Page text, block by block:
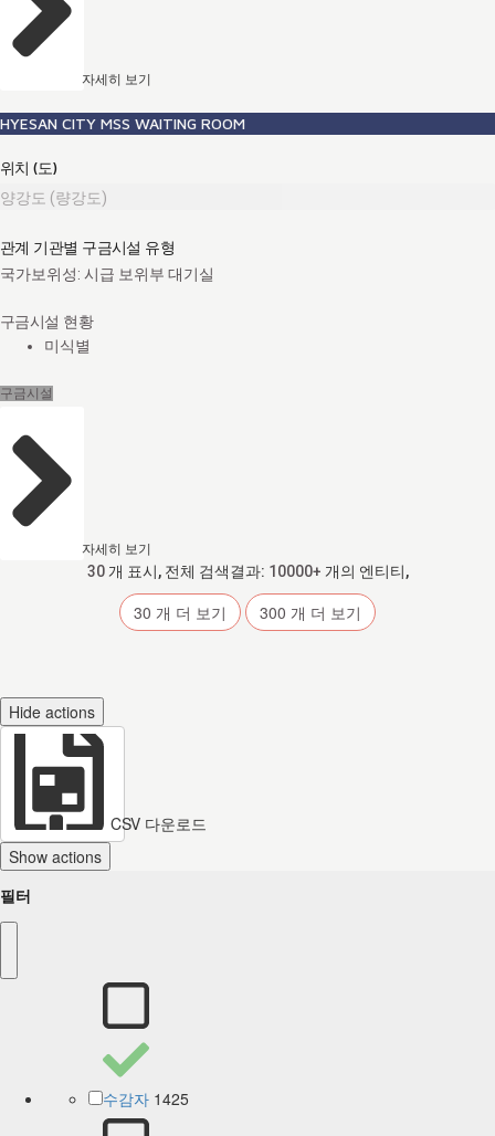
자세히 보기
HYESAN CITY MSS WAITING ROOM
위치 (도)
양강도 (량강도)
관계 기관별 구금시설 유형
국가보위성: 시급 보위부 대기실
구금시설 현황
미식별
구금시설
자세히 보기
30 개 표시, 전체 검색결과: 10000+ 개의 엔티티,
30 개 더 보기 300 개 더 보기
Hide actions
CSV 다운로드
Show actions
필터
수감자 1425